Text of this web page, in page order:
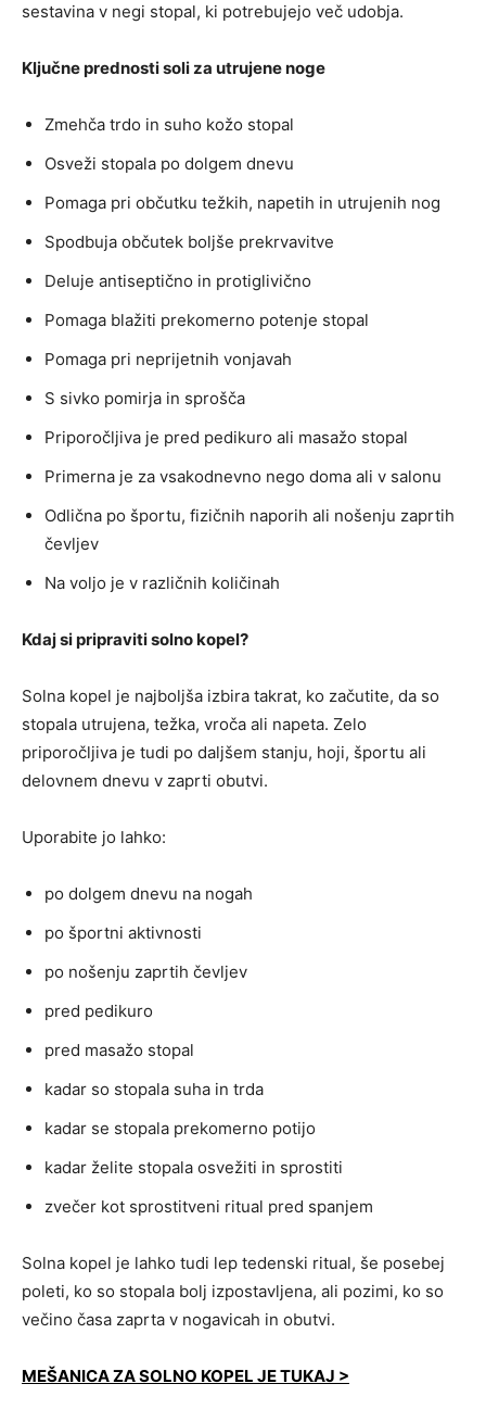
sestavina v negi stopal, ki potrebujejo več udobja.
Ključne prednosti soli za utrujene noge
Zmehča trdo in suho kožo stopal
Osveži stopala po dolgem dnevu
Pomaga pri občutku težkih, napetih in utrujenih nog
Spodbuja občutek boljše prekrvavitve
Deluje antiseptično in protiglivično
Pomaga blažiti prekomerno potenje stopal
Pomaga pri neprijetnih vonjavah
S sivko pomirja in sprošča
Priporočljiva je pred pedikuro ali masažo stopal
Primerna je za vsakodnevno nego doma ali v salonu
Odlična po športu, fizičnih naporih ali nošenju zaprtih
čevljev
Na voljo je v različnih količinah
Kdaj si pripraviti solno kopel?
Solna kopel je najboljša izbira takrat, ko začutite, da so
stopala utrujena, težka, vroča ali napeta. Zelo
priporočljiva je tudi po daljšem stanju, hoji, športu ali
delovnem dnevu v zaprti obutvi.
Uporabite jo lahko:
po dolgem dnevu na nogah
po športni aktivnosti
po nošenju zaprtih čevljev
pred pedikuro
pred masažo stopal
kadar so stopala suha in trda
kadar se stopala prekomerno potijo
kadar želite stopala osvežiti in sprostiti
zvečer kot sprostitveni ritual pred spanjem
Solna kopel je lahko tudi lep tedenski ritual, še posebej
poleti, ko so stopala bolj izpostavljena, ali pozimi, ko so
večino časa zaprta v nogavicah in obutvi.
MEŠANICA ZA SOLNO KOPEL JE TUKAJ >